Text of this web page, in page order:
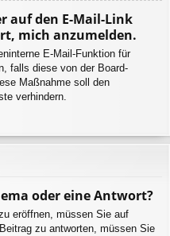
auf den E-Mail-Link
mich anzumelden.
E-Mail-Funktion für
falls diese von der Board-
Maßnahme soll den
verhindern.
oder eine Antwort?
eröffnen, müssen Sie auf
zu antworten, müssen Sie